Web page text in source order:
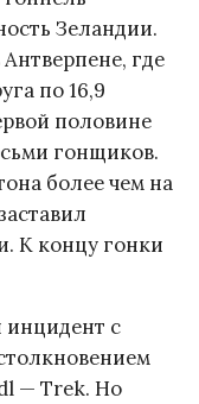
Зеландии.
где
по 16,9
половине
гонщиков.
более чем на
К концу гонки
инцидент с
— Trek. Но